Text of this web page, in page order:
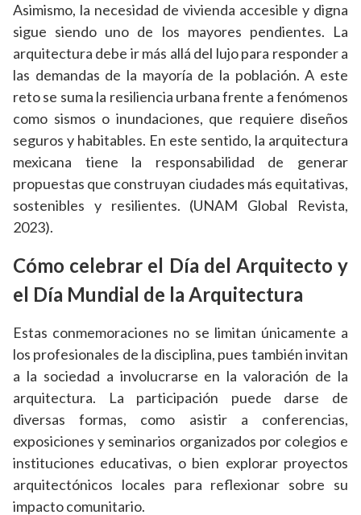
Asimismo, la necesidad de vivienda accesible y digna
sigue siendo uno de los mayores pendientes. La
arquitectura debe ir más allá del lujo para responder a
las demandas de la mayoría de la población. A este
reto se suma la resiliencia urbana frente a fenómenos
como sismos o inundaciones, que requiere diseños
seguros y habitables. En este sentido, la arquitectura
mexicana tiene la responsabilidad de generar
propuestas que construyan ciudades más equitativas,
sostenibles y resilientes. (UNAM Global Revista,
2023).
Cómo celebrar el Día del Arquitecto y
el Día Mundial de la Arquitectura
Estas conmemoraciones no se limitan únicamente a
los profesionales de la disciplina, pues también invitan
a la sociedad a involucrarse en la valoración de la
arquitectura. La participación puede darse de
diversas formas, como asistir a conferencias,
exposiciones y seminarios organizados por colegios e
instituciones educativas, o bien explorar proyectos
arquitectónicos locales para reflexionar sobre su
impacto comunitario.